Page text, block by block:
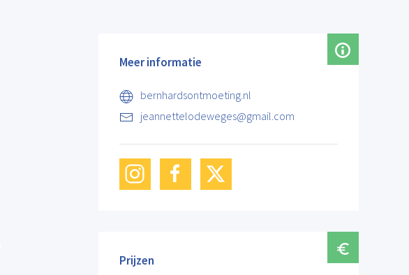
Meer informatie
bernhardsontmoeting.nl
jeannettelodeweges@gmail.com
Prijzen